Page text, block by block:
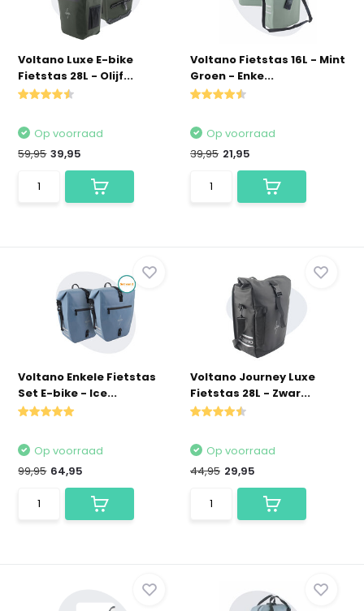
Voltano Luxe E-bike
Fietstas 28L - Olijf...
Op voorraad
59,95 39,95
Voltano Fietstas 16L - Mint
Groen - Enke...
Op voorraad
39,95 21,95
Voltano Enkele Fietstas
Set E-bike - Ice...
Op voorraad
99,95 64,95
Voltano Journey Luxe
Fietstas 28L - Zwar...
Op voorraad
44,95 29,95